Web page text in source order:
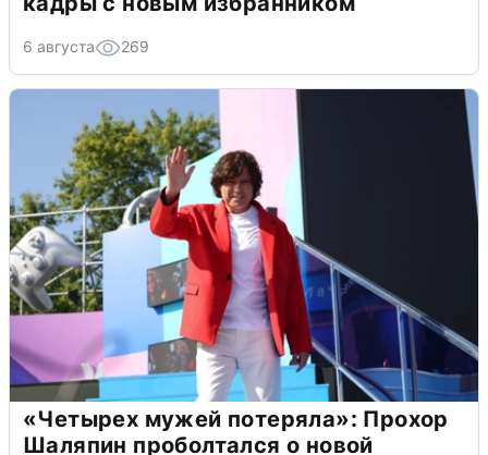
6 августа 269
«Четырех мужей потеряла»: Прохор
Шаляпин проболтался о новой